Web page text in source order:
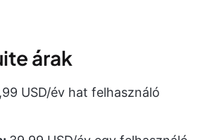
árak
USD/év hat felhasználó